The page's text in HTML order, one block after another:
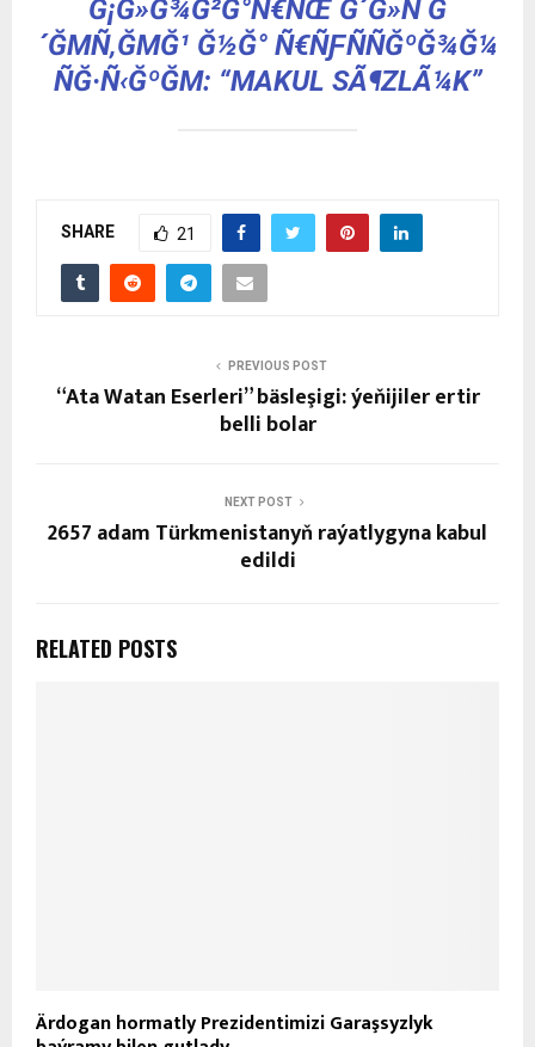
Ğ¡Ğ»Ğ¾Ğ²Ğ°Ñ€ÑŒ Ğ´Ğ»Ñ Ğ
´ĞΜÑ‚ĞΜĞ¹ Ğ½Ğ° Ñ€ÑƑÑÑĞºĞ¾Ğ¼
ÑĞ·Ñ‹ĞºĞΜ: “MAKUL SÃ¶ZLÃ¼K”
SHARE 21
PREVIOUS POST
“Ata Watan Eserleri” bäsleşigi: ýeňijiler ertir
belli bolar
NEXT POST
2657 adam Türkmenistanyň raýatlygyna kabul
edildi
RELATED POSTS
Ärdogan hormatly Prezidentimizi Garaşsyzlyk